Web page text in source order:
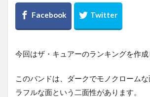
今回はザ・キュアーのランキングを作成
このバンドは、ダークでモノクローム
ラフルな面という二面性があります。